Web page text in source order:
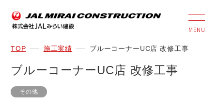
MENU
TOP 施工実績 ブルーコーナーUC店 改修工事
ブルーコーナーUC店 改修工事
その他